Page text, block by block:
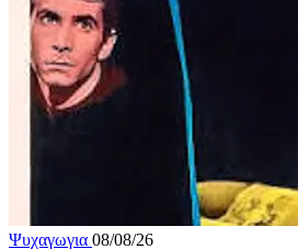
Ψυχαγωγια 08/08/26